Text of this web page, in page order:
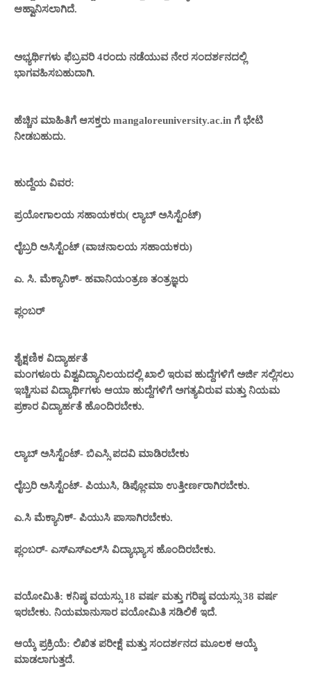
ಆಹ್ವಾನಿಸಲಾಗಿದೆ.
ಅಭ್ಯರ್ಥಿಗಳು ಫೆಬ್ರವರಿ 4ರಂದು ನಡೆಯುವ ನೇರ ಸಂದರ್ಶನದಲ್ಲಿ
ಭಾಗವಹಿಸಬಹುದಾಗಿ.
ಹೆಚ್ಚಿನ ಮಾಹಿತಿಗೆ ಆಸಕ್ತರು mangaloreuniversity.ac.in ಗೆ ಭೇಟಿ
ನೀಡಬಹುದು.
ಹುದ್ದೆಯ ವಿವರ:
ಪ್ರಯೋಗಾಲಯ ಸಹಾಯಕರು( ಲ್ಯಾಬ್​ ಅಸಿಸ್ಟೆಂಟ್)
ಲೈಬ್ರರಿ ಅಸಿಸ್ಟೆಂಟ್ (ವಾಚನಾಲಯ ಸಹಾಯಕರು)
ಎ. ಸಿ. ಮೆಕ್ಯಾನಿಕ್- ಹವಾನಿಯಂತ್ರಣ ತಂತ್ರಜ್ಞರು
ಪ್ಲಂಬರ್
ಶೈಕ್ಷಣಿಕ ವಿದ್ಯಾರ್ಹತೆ
ಮಂಗಳೂರು ವಿಶ್ವವಿದ್ಯಾನಿಲಯದಲ್ಲಿ ಖಾಲಿ ಇರುವ ಹುದ್ದೆಗಳಿಗೆ ಅರ್ಜಿ ಸಲ್ಲಿಸಲು
ಇಚ್ಚಿಸುವ ವಿದ್ಯಾರ್ಥಿಗಳು ಆಯಾ ಹುದ್ದೆಗಳಿಗೆ ಅಗತ್ಯವಿರುವ ಮತ್ತು ನಿಯಮ
ಪ್ರಕಾರ ವಿದ್ಯಾರ್ಹತೆ ಹೊಂದಿರಬೇಕು.
ಲ್ಯಾಬ್​ ಅಸಿಸ್ಟೆಂಟ್- ಬಿಎಸ್ಸಿ ಪದವಿ ಮಾಡಿರಬೇಕು
ಲೈಬ್ರರಿ ಅಸಿಸ್ಟೆಂಟ್- ಪಿಯುಸಿ, ಡಿಪ್ಲೋಮಾ ಉತ್ತೀರ್ಣರಾಗಿರಬೇಕು.
ಎ.ಸಿ ಮೆಕ್ಯಾನಿಕ್- ಪಿಯುಸಿ ಪಾಸಾಗಿರಬೇಕು.
ಪ್ಲಂಬರ್- ಎಸ್​ಎಸ್​ಎಲ್​ಸಿ ವಿದ್ಯಾಭ್ಯಾಸ ಹೊಂದಿರಬೇಕು.
ವಯೋಮಿತಿ: ಕನಿಷ್ಠ ವಯಸ್ಸು 18 ವರ್ಷ ಮತ್ತು ಗರಿಷ್ಠ ವಯಸ್ಸು 38 ವರ್ಷ
ಇರಬೇಕು. ನಿಯಮಾನುಸಾರ ವಯೋಮಿತಿ ಸಡಿಲಿಕೆ ಇದೆ.
ಆಯ್ಕೆ ಪ್ರಕ್ರಿಯೆ: ಲಿಖಿತ ಪರೀಕ್ಷೆ ಮತ್ತು ಸಂದರ್ಶನದ ಮೂಲಕ ಆಯ್ಕೆ
ಮಾಡಲಾಗುತ್ತದೆ.